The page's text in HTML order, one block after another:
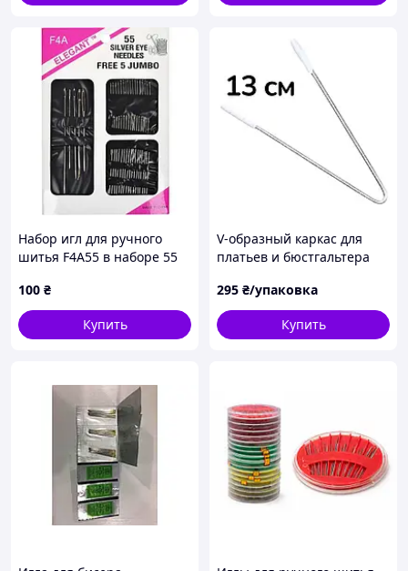
Набор игл для ручного
шитья F4A55 в наборе 55
100 ₴
Купить
V-образный каркас для
платьев и бюстгальтера
см
295 ₴/упаковка
Купить